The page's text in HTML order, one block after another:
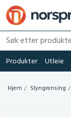
Søk etter produkter her...
Produkter Utleie
Hjem Slyngrensing